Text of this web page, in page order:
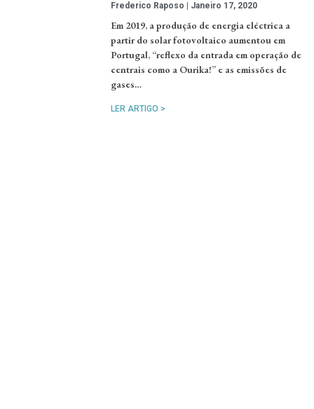
Frederico Raposo Janeiro 17, 2020
Em 2019, a produção de energia eléctrica a
partir do solar fotovoltaico aumentou em
Portugal, “reflexo da entrada em operação de
centrais como a Ourika!” e as emissões de
gases…
LER ARTIGO >